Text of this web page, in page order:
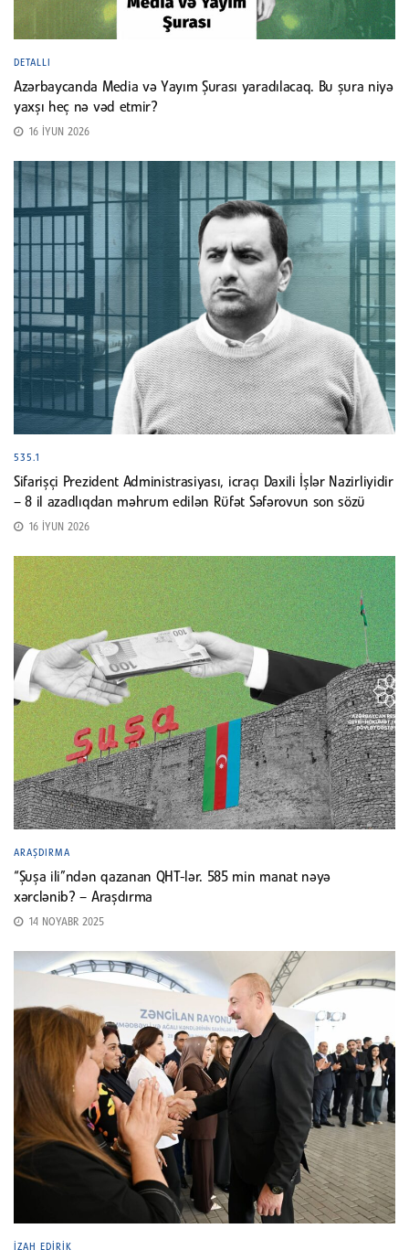
DETALLI
Azərbaycanda Media və Yayım Şurası yaradılacaq. Bu şura niyə
yaxşı heç nə vəd etmir?
16 İYUN 2026
535.1
Sifarişçi Prezident Administrasiyası, icraçı Daxili İşlər Nazirliyidir
– 8 il azadlıqdan məhrum edilən Rüfət Səfərovun son sözü
16 İYUN 2026
ARAŞDIRMA
“Şuşa ili”ndən qazanan QHT-lər. 585 min manat nəyə
xərclənib? – Araşdırma
14 NOYABR 2025
İZAH EDIRIK